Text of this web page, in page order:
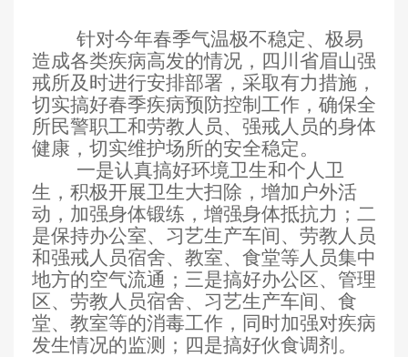
针对今年春季气温极不稳定、极易
造成各类疾病高发的情况，四川省眉山强
戒所及时进行安排部署，采取有力措施，
切实搞好春季疾病预防控制工作，确保全
所民警职工和劳教人员、强戒人员的身体
健康，切实维护场所的安全稳定。
一是认真搞好环境卫生和个人卫
生，积极开展卫生大扫除，增加户外活
动，加强身体锻练，增强身体抵抗力；二
是保持办公室、习艺生产车间、劳教人员
和强戒人员宿舍、教室、食堂等人员集中
地方的空气流通；三是搞好办公区、管理
区、劳教人员宿舍、习艺生产车间、食
堂、教室等的消毒工作，同时加强对疾病
发生情况的监测；四是搞好伙食调剂。